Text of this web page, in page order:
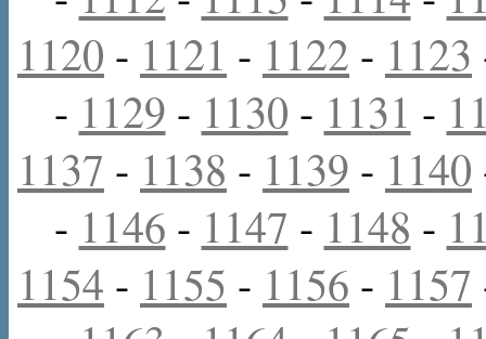
1120 - 1121 - 1122 - 1123
- 1129 - 1130 - 1131 -
1137 - 1138 - 1139 - 1140
- 1146 - 1147 - 1148 -
1154 - 1155 - 1156 - 1157